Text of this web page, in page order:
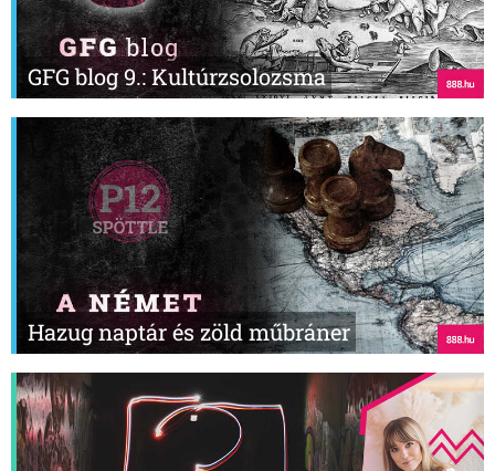
GFG blog 9.: Kultúrzsolozsma
Hazug naptár és zöld műbráner